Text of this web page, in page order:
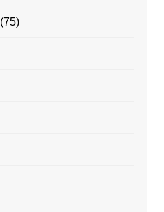
(75)